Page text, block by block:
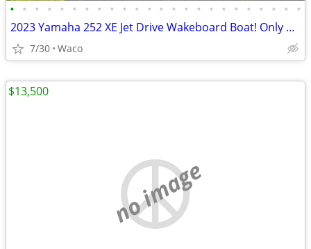
• • • • • • • • • • • • • • • • • • • • • • • •
2023 Yamaha 252 XE Jet Drive Wakeboard Boat! Only 23 hours!
7/30 Waco
no image
$13,500